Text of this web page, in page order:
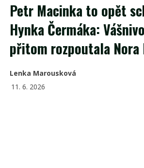
Petr Macinka to opět
Hynka Čermáka:
přitom rozpoutala Nora
Lenka Marousková
11. 6. 2026